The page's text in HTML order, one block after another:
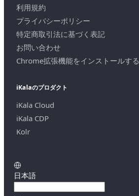
利用規約
プライバシーポリシー
特定商取引法に基づく表記
お問い合わせ
Chrome拡張機能をインストールする
iKalaのプロダクト
iKala Cloud
iKala CDP
Kolr
日本語